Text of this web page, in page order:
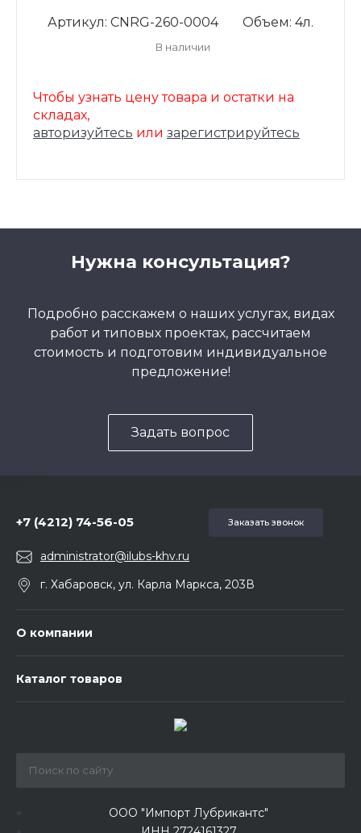
Артикул: CNRG-260-0004 Объем: 4л.
В наличии
Чтобы узнать цену товара и остатки на
складах,
авторизуйтесь или зарегистрируйтесь
Нужна консультация?
Подробно расскажем о наших услугах, видах
работ и типовых проектах, рассчитаем
стоимость и подготовим индивидуальное
предложение!
Задать вопрос
+7 (4212) 74-56-05 Заказать звонок
administrator@ilubs-khv.ru
г. Хабаровск, ул. Карла Маркса, 203В
О компании
Каталог товаров
ООО "Импорт Лубрикантс"